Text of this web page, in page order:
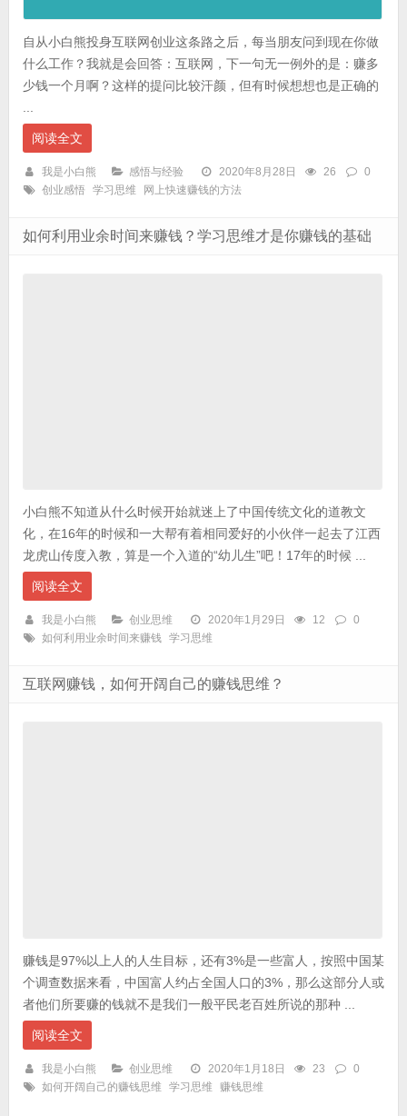
自从小白熊投身互联网创业这条路之后，每当朋友问到现在你做
什么工作？我就是会回答：互联网，下一句无一例外的是：赚多
少钱一个月啊？这样的提问比较汗颜，但有时候想想也是正确的
阅读全文
我是小白熊 感悟与经验 2020年8月28日 26
0
创业感悟
学习思维 网上快速赚钱的方法
如何利用业余时间来赚钱？学习思维才是你赚钱的基础
小白熊不知道从什么时候开始就迷上了中国传统文化的道教文
化，在16年的时候和一大帮有着相同爱好的小伙伴一起去了江西
龙虎山传度入教，算是一个入道的“幼儿生”吧！17年的时候 ...
阅读全文
我是小白熊 创业思维 2020年1月29日 12
0
如何利用业余时间来赚钱 学习思维
互联网赚钱，如何开阔自己的赚钱思维？
赚钱是97%以上人的人生目标，还有3%是一些富人，按照中国某
个调查数据来看，中国富人约占全国人口的3%，那么这部分人或
者他们所要赚的钱就不是我们一般平民老百姓所说的那种 ...
阅读全文
我是小白熊 创业思维 2020年1月18日 23
0
如何开阔自己的赚钱思维
学习思维 赚钱思维